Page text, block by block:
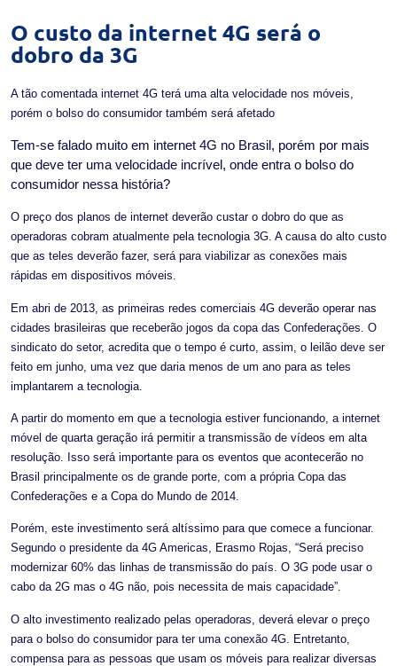
O custo da internet 4G será o
dobro da 3G
A tão comentada internet 4G terá uma alta velocidade nos móveis,
porém o bolso do consumidor também será afetado
Tem-se falado muito em internet 4G no Brasil, porém por mais
que deve ter uma velocidade incrível, onde entra o bolso do
consumidor nessa história?
O preço dos planos de internet deverão custar o dobro do que as
operadoras cobram atualmente pela tecnologia 3G. A causa do alto custo
que as teles deverão fazer, será para viabilizar as conexões mais
rápidas em dispositivos móveis.
Em abri de 2013, as primeiras redes comerciais 4G deverão operar nas
cidades brasileiras que receberão jogos da copa das Confederações. O
sindicato do setor, acredita que o tempo é curto, assim, o leilão deve ser
feito em junho, uma vez que daria menos de um ano para as teles
implantarem a tecnologia.
A partir do momento em que a tecnologia estiver funcionando, a internet
móvel de quarta geração irá permitir a transmissão de vídeos em alta
resolução. Isso será importante para os eventos que acontecerão no
Brasil principalmente os de grande porte, com a própria Copa das
Confederações e a Copa do Mundo de 2014.
Porém, este investimento será altíssimo para que comece a funcionar.
Segundo o presidente da 4G Americas, Erasmo Rojas, “Será preciso
modernizar 60% das linhas de transmissão do país. O 3G pode usar o
cabo da 2G mas o 4G não, pois necessita de mais capacidade”.
O alto investimento realizado pelas operadoras, deverá elevar o preço
para o bolso do consumidor para ter uma conexão 4G. Entretanto,
compensa para as pessoas que usam os móveis para realizar diversas